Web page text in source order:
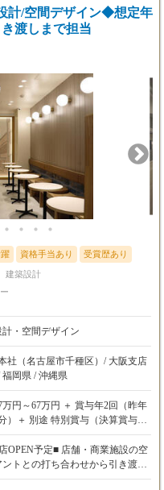
分/月）
労働の残業手当は追加支給
万円～720万円
計/空間デザイン◆想定年
渡しまで担当
資格手当あり 受賞歴あり
建築設計
・空間デザイン
社（名古屋市千種区）/ 大阪支店
福岡県 / 沖縄県
円～67万円 ＋ 賞与年2回（昨年
）＋ 別途 特別賞与（決算賞与）
前職の給与などを最大限考慮
定いたします。
OPEN予定■ 店舗・商業施設の空
トとの打ち合わせから引き渡し
ます！ お客様の夢を形にし、多